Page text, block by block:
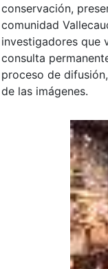
conservación,
comunidad
investigadores que
consulta
proceso de
de las imágenes.